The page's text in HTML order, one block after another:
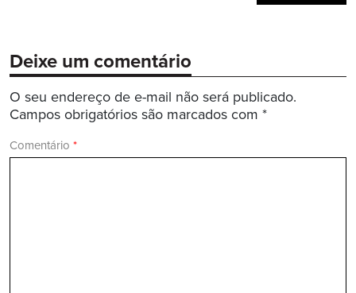
Deixe um comentário
O seu endereço de e-mail não será publicado.
Campos obrigatórios são marcados com *
Comentário *